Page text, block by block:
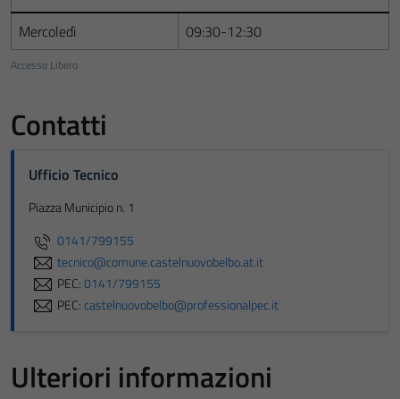
Accesso Libero
Mercoledì
09:30-12:30
Contatti
Ufficio Tecnico
Piazza Municipio n. 1
0141/799155
tecnico@comune.castelnuovobelbo.at.it
PEC:0141/799155
PEC:castelnuovobelbo@professionalpec.it
Ulteriori informazioni